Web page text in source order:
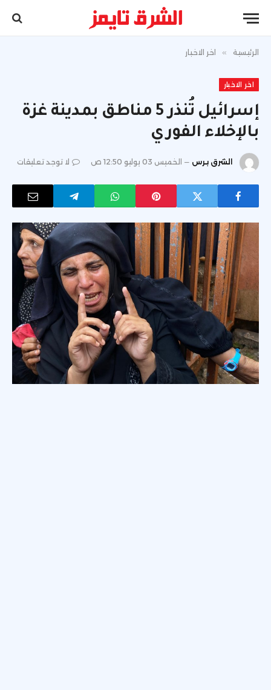
الرئيسية » اخر الاخبار
اخر الاخبار
إسرائيل تُنذر 5 مناطق بمدينة غزة
بالإخلاء الفوري
الشرق برس الخميس 03 يوليو 12:50 ص لا توجد تعليقات